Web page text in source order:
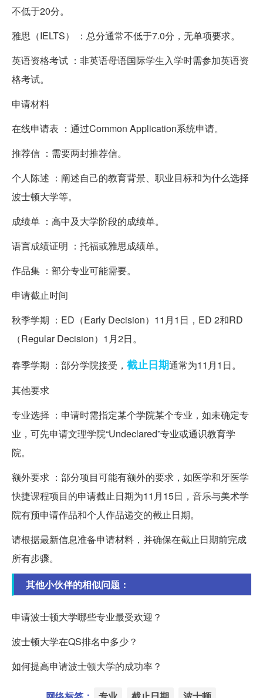
不低于20分。
雅思（IELTS） ：总分通常不低于7.0分，无单项要求。
英语资格考试 ：非英语母语国际学生入学时需参加英语资
格考试。
申请材料
在线申请表 ：通过Common Application系统申请。
推荐信 ：需要两封推荐信。
个人陈述 ：阐述自己的教育背景、职业目标和为什么选择
波士顿大学等。
成绩单 ：高中及大学阶段的成绩单。
语言成绩证明 ：托福或雅思成绩单。
作品集 ：部分专业可能需要。
申请截止时间
秋季学期 ：ED（Early Decision）11月1日，ED 2和RD
（Regular Decision）1月2日。
春季学期 ：部分学院接受， 截止日期通常为11月1日。
其他要求
专业选择 ：申请时需指定某个学院某个专业，如未确定专
业，可先申请文理学院“Undeclared”专业或通识教育学
院。
额外要求 ：部分项目可能有额外的要求，如医学和牙医学
快捷课程项目的申请截止日期为11月15日，音乐与美术学
院有预申请作品和个人作品递交的截止日期。
请根据最新信息准备申请材料，并确保在截止日期前完成
所有步骤。
其他小伙伴的相似问题：
申请波士顿大学哪些专业最受欢迎？
波士顿大学在QS排名中多少？
如何提高申请波士顿大学的成功率？